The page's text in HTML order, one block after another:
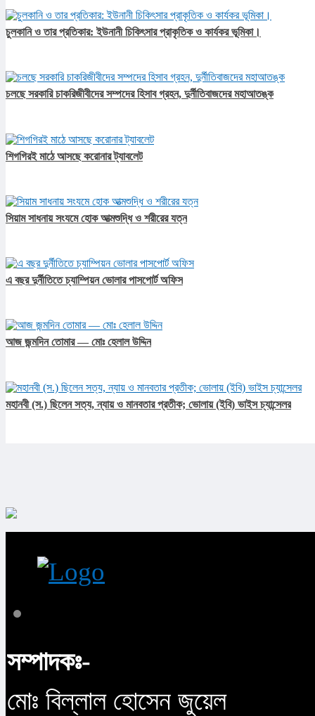
চুলকানি ও তার প্রতিকার: ইউনানী চিকিৎসার প্রাকৃতিক ও কার্যকর ভূমিকা।
চলছে সরকারি চাকরিজীবীদের সম্পদের হিসাব গ্রহন, দুর্নীতিবাজদের মহাআতঙ্ক
শিগগিরই মাঠে আসছে করোনার ট্যাবলেট
সিয়াম সাধনায় সংযমে হোক আত্মশুদ্ধি ও শরীরের যত্ন
এ বছর দুর্নীতিতে চ্যাম্পিয়ন ভোলার পাসপোর্ট অফিস
আজ জন্মদিন তোমার — মোঃ হেলাল উদ্দিন
মহানবী (স.) ছিলেন সত্য, ন্যায় ও মানবতার প্রতীক; ভোলায় (ইবি) ভাইস চ্যান্সেলর
সম্পাদকঃ-
মোঃ বিল্লাল হোসেন জুয়েল